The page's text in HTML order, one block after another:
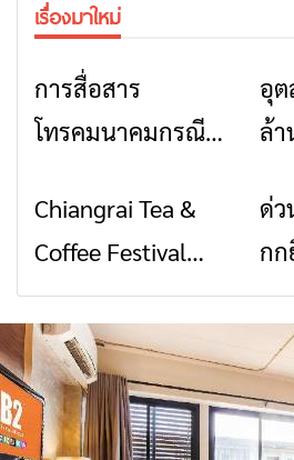
เรื่องมาใหม่
การสื่อสาร
โทรคมนาคมกรณีภัย
สัญญาณขาด การ
สื่อสารต้องไม่หยุด
อุ
ล้
สิน
วัฒ
จัง
พ
น่
คอ
ข่าวเชียงราย
Chiangrai Tea &
Coffee Festival
2026
ด่ว
กก
รัฐ
เ
สา